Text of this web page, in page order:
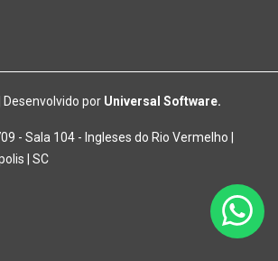
Desenvolvido por Universal Software.
- Sala 104 - Ingleses do Rio Vermelho |
| SC